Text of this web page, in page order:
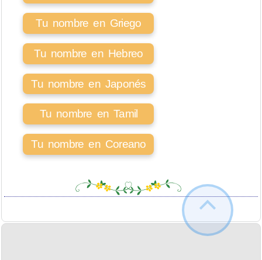
Tu nombre en Griego
Tu nombre en Hebreo
Tu nombre en Japonés
Tu nombre en Tamil
Tu nombre en Coreano